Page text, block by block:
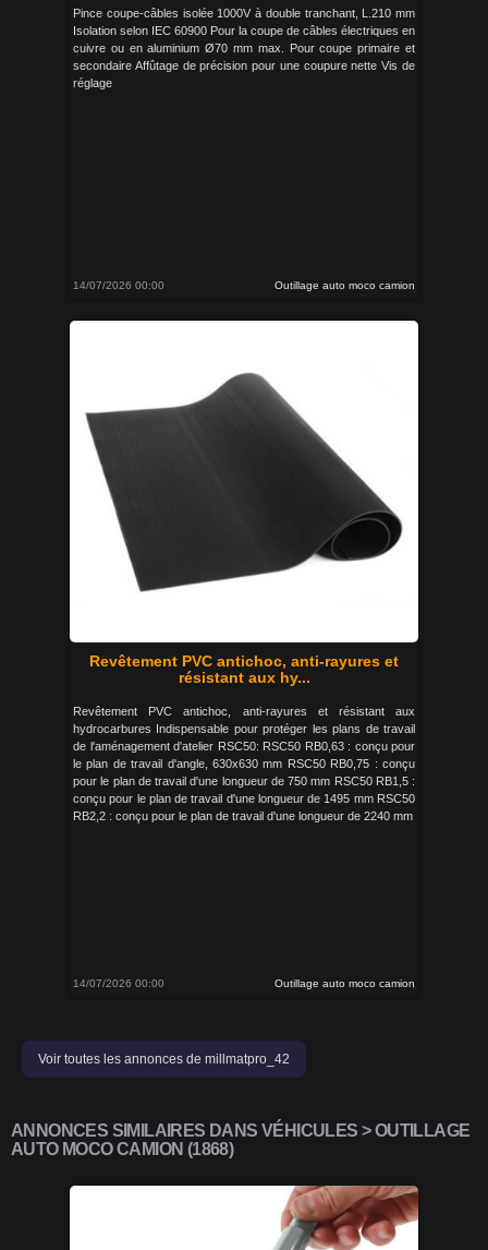
Pince coupe-câbles isolée 1000V à double tranchant, L.210 mm
Isolation selon IEC 60900 Pour la coupe de câbles électriques en
cuivre ou en aluminium Ø70 mm max. Pour coupe primaire et
secondaire Affûtage de précision pour une coupure nette Vis de
réglage
14/07/2026 00:00 Outillage auto moco camion
Revêtement PVC antichoc, anti-rayures et
résistant aux hy...
Revêtement PVC antichoc, anti-rayures et résistant aux
hydrocarbures Indispensable pour protéger les plans de travail
de l'aménagement d'atelier RSC50: RSC50 RB0,63 : conçu pour
le plan de travail d'angle, 630x630 mm RSC50 RB0,75 : conçu
pour le plan de travail d'une longueur de 750 mm RSC50 RB1,5 :
conçu pour le plan de travail d'une longueur de 1495 mm RSC50
RB2,2 : conçu pour le plan de travail d'une longueur de 2240 mm
14/07/2026 00:00 Outillage auto moco camion
Voir toutes les annonces de millmatpro_42
ANNONCES SIMILAIRES DANS VÉHICULES > OUTILLAGE
AUTO MOCO CAMION (1868)